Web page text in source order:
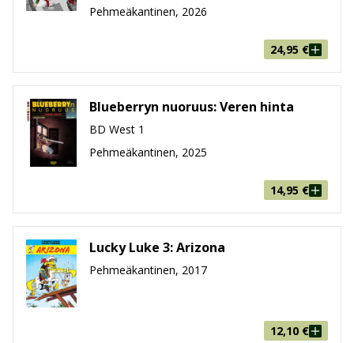
Pehmeäkantinen, 2026
24,95 €
Blueberryn nuoruus: Veren hinta
BD West 1
Pehmeäkantinen, 2025
14,95 €
Lucky Luke 3: Arizona
Pehmeäkantinen, 2017
12,10 €